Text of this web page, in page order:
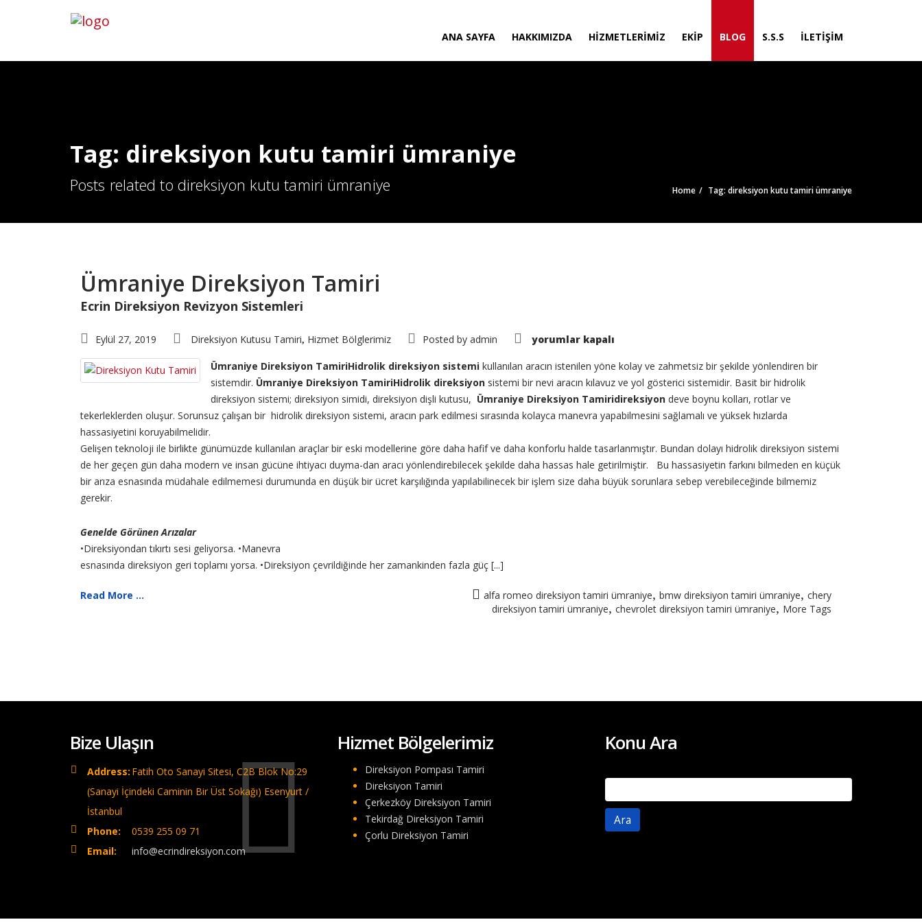
ANA SAYFA HAKKIMIZDA HIZMETLERIMIZ EKIP BLOG S.S.S İLETIŞIM
Tag: direksiyon kutu tamiri ümraniye
Posts related to direksiyon kutu tamiri ümraniye Home Tag: direksiyon kutu tamiri ümraniye
Ümraniye Direksiyon Tamiri
Ecrin Direksiyon Revizyon Sistemleri
Eylül 27, 2019 Direksiyon Kutusu Tamiri, Hizmet Bölglerimiz Posted by admin Ümraniye
Direksiyon
için
yorumlar kapalı
Ümraniye Direksiyon TamiriHidrolik direksiyon sistemi kullanılan aracın istenilen yöne kolay ve zahmetsiz bir şekilde yönlendiren bir
sistemdir. Ümraniye Direksiyon TamiriHidrolik direksiyon sistemi bir nevi aracın kılavuz ve yol gösterici sistemidir. Basit bir hidrolik
direksiyon sistemi; direksiyon simidi, direksiyon dişli kutusu, Ümraniye Direksiyon Tamiridireksiyon deve boynu kolları, rotlar ve
tekerleklerden oluşur. Sorunsuz çalışan bir hidrolik direksiyon sistemi, aracın park edilmesi sırasında kolayca manevra yapabilmesini sağlamalı ve yüksek hızlarda
hassasiyetini koruyabilmelidir.
Gelişen teknoloji ile birlikte günümüzde kullanılan araçlar bir eski modellerine göre daha hafif ve daha konforlu halde tasarlanmıştır. Bundan dolayı hidrolik direksiyon sistemi
de her geçen gün daha modern ve insan gücüne ihtiyacı duyma-dan aracı yönlendirebilecek şekilde daha hassas hale getirilmiştir. Bu hassasiyetin farkını bilmeden en küçük
bir arıza esnasında müdahale edilmemesi durumunda en düşük bir ücret karşılığında yapılabilinecek bir işlem size daha büyük sorunlara sebep verebileceğinde bilmemiz
gerekir.
Genelde Görünen Arızalar
•Direksiyondan tıkırtı sesi geliyorsa. •Manevra
esnasında direksiyon geri toplamı yorsa. •Direksiyon çevrildiğinde her zamankinden fazla güç [...]
Read More ... alfa romeo direksiyon tamiri ümraniye, bmw direksiyon tamiri ümraniye, chery
direksiyon tamiri ümraniye, chevrolet direksiyon tamiri ümraniye, More Tags
Bize Ulaşın
Address: Fatih Oto Sanayi Sitesi, C2B Blok No:29
(Sanayi İçindeki Caminin Bir Üst Sokağı) Esenyurt /
İstanbul
Phone:
0539 255 09 71
Email:
info@ecrindireksiyon.com
Hizmet Bölgelerimiz
Direksiyon Pompası Tamiri
Direksiyon Tamiri
Çerkezköy Direksiyon Tamiri
Tekirdağ Direksiyon Tamiri
Çorlu Direksiyon Tamiri
Konu Ara
Arama: